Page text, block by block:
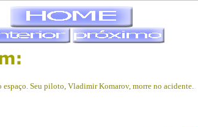
espaço. Seu piloto, Vladimir Komarov, morre no acidente.